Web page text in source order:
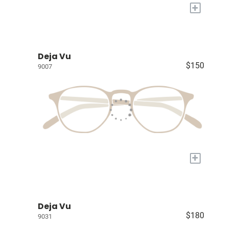
+
Deja Vu
9007 $150
+
Deja Vu
9031 $180